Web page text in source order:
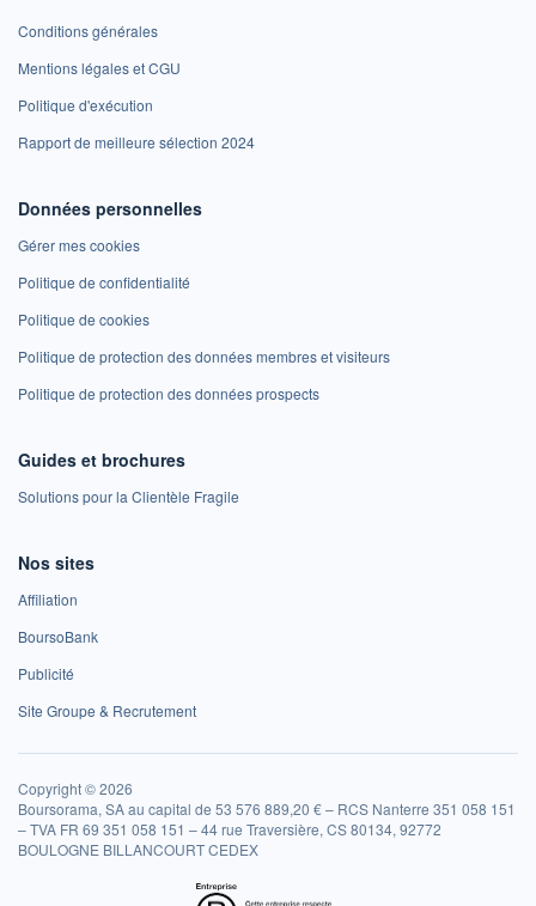
Conditions générales
Mentions légales et CGU
Politique d'exécution
Rapport de meilleure sélection 2024
Données personnelles
Gérer mes cookies
Politique de confidentialité
Politique de cookies
Politique de protection des données membres et visiteurs
Politique de protection des données prospects
Guides et brochures
Solutions pour la Clientèle Fragile
Nos sites
Affiliation
BoursoBank
Publicité
Site Groupe & Recrutement
Copyright © 2026
Boursorama, SA au capital de 53 576 889,20 € – RCS Nanterre 351 058 151
– TVA FR 69 351 058 151 – 44 rue Traversière, CS 80134, 92772
BOULOGNE BILLANCOURT CEDEX